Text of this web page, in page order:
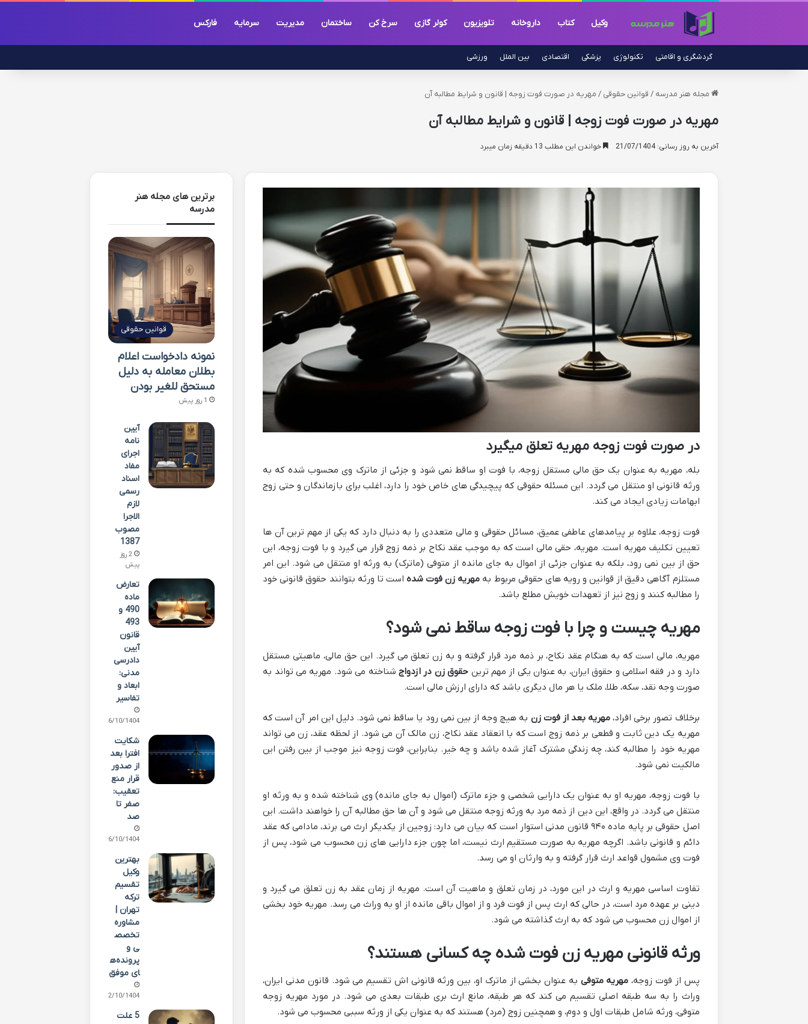
وکیل کتاب داروخانه تلویزیون کولر گازی سرخ کن ساختمان مدیریت سرمایه فارکس
گردشگری و اقامتی تکنولوژی پزشکی اقتصادی بین الملل ورزشی
مجله هنر مدرسه / قوانین حقوقی / مهریه در صورت فوت زوجه | قانون و شرایط مطالبه آن
مهریه در صورت فوت زوجه | قانون و شرایط مطالبه آن
آخرین به روز رسانی: 21/07/1404 خواندن این مطلب 13 دقیقه زمان میبرد
در صورت فوت زوجه مهریه تعلق میگیرد
بله، مهریه به عنوان یک حق مالی مستقل زوجه، با فوت او ساقط نمی شود و جزئی از ماترک وی محسوب شده که به
ورثه قانونی او منتقل می گردد. این مسئله حقوقی که پیچیدگی های خاص خود را دارد، اغلب برای بازماندگان و حتی زوج
ابهامات زیادی ایجاد می کند.
فوت زوجه، علاوه بر پیامدهای عاطفی عمیق، مسائل حقوقی و مالی متعددی را به دنبال دارد که یکی از مهم ترین آن ها
تعیین تکلیف مهریه است. مهریه، حقی مالی است که به موجب عقد نکاح بر ذمه زوج قرار می گیرد و با فوت زوجه، این
حق از بین نمی رود، بلکه به عنوان جزئی از اموال به جای مانده از متوفی (ماترک) به ورثه او منتقل می شود. این امر
مستلزم آگاهی دقیق از قوانین و رویه های حقوقی مربوط به مهریه زن فوت شده است تا ورثه بتوانند حقوق قانونی خود
را مطالبه کنند و زوج نیز از تعهدات خویش مطلع باشد.
مهریه چیست و چرا با فوت زوجه ساقط نمی شود؟
مهریه، مالی است که به هنگام عقد نکاح، بر ذمه مرد قرار گرفته و به زن تعلق می گیرد. این حق مالی، ماهیتی مستقل
دارد و در فقه اسلامی و حقوق ایران، به عنوان یکی از مهم ترین حقوق زن در ازدواج شناخته می شود. مهریه می تواند به
صورت وجه نقد، سکه، طلا، ملک یا هر مال دیگری باشد که دارای ارزش مالی است.
برخلاف تصور برخی افراد، مهریه بعد از فوت زن به هیچ وجه از بین نمی رود یا ساقط نمی شود. دلیل این امر آن است که
مهریه یک دین ثابت و قطعی بر ذمه زوج است که با انعقاد عقد نکاح، زن مالک آن می شود. از لحظه عقد، زن می تواند
مهریه خود را مطالبه کند، چه زندگی مشترک آغاز شده باشد و چه خیر. بنابراین، فوت زوجه نیز موجب از بین رفتن این
مالکیت نمی شود.
با فوت زوجه، مهریه او به عنوان یک دارایی شخصی و جزء ماترک (اموال به جای مانده) وی شناخته شده و به ورثه او
منتقل می گردد. در واقع، این دین از ذمه مرد به ورثه زوجه منتقل می شود و آن ها حق مطالبه آن را خواهند داشت. این
اصل حقوقی بر پایه ماده ۹۴۰ قانون مدنی استوار است که بیان می دارد: زوجین از یکدیگر ارث می برند، مادامی که عقد
دائم و قانونی باشد. اگرچه مهریه به صورت مستقیم ارث نیست، اما چون جزء دارایی های زن محسوب می شود، پس از
فوت وی مشمول قواعد ارث قرار گرفته و به وارثان او می رسد.
تفاوت اساسی مهریه و ارث در این مورد، در زمان تعلق و ماهیت آن است. مهریه از زمان عقد به زن تعلق می گیرد و
دینی بر عهده مرد است، در حالی که ارث پس از فوت فرد و از اموال باقی مانده از او به وراث می رسد. مهریه خود بخشی
از اموال زن محسوب می شود که به ارث گذاشته می شود.
ورثه قانونی مهریه زن فوت شده چه کسانی هستند؟
پس از فوت زوجه، مهریه متوفی به عنوان بخشی از ماترک او، بین ورثه قانونی اش تقسیم می شود. قانون مدنی ایران،
وراث را به سه طبقه اصلی تقسیم می کند که هر طبقه، مانع ارث بری طبقات بعدی می شود. در مورد مهریه زوجه
متوفی، ورثه شامل طبقات اول و دوم، و همچنین زوج (مرد) هستند که به عنوان یکی از ورثه سببی محسوب می شود.
برترین های مجله هنر
مدرسه
قوانین حقوقی
نمونه دادخواست اعلام
بطلان معامله به دلیل
مستحق للغیر بودن
1 روز پیش
آیین
نامه
اجرای
مفاد
اسناد
رسمی
لازم
الاجرا
مصوب
1387
2 روز
پیش
تعارض
ماده
490 و
493
قانون
آیین
دادرسی
مدنی:
ابعاد و
تفاسیر
06/10/1404
شکایت
افترا بعد
از صدور
قرار منع
تعقیب:
صفر تا
صد
06/10/1404
بهترین
وکیل
تقسیم
ترکه
تهران |
مشاوره
تخصص
ی و
پرونده‌ه
ای موفق
02/10/1404
5 علت